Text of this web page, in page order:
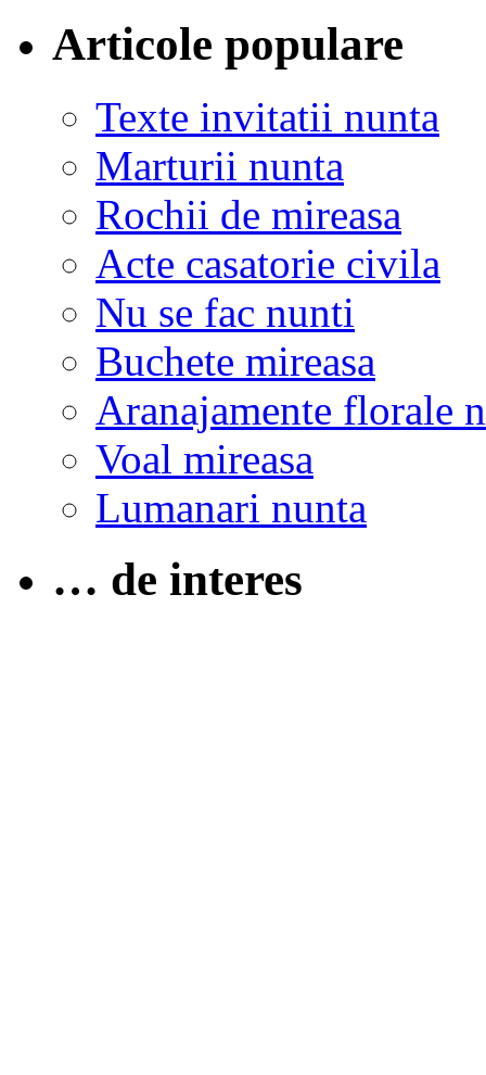
Articole populare
Texte invitatii nunta
Marturii nunta
Rochii de mireasa
Acte casatorie civila
Nu se fac nunti
Buchete mireasa
Aranajamente florale
Voal mireasa
Lumanari nunta
… de interes